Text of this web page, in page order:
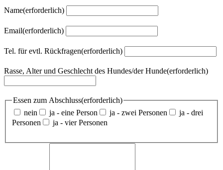
Name(erforderlich)
Email(erforderlich)
Tel. für evtl. Rückfragen(erforderlich)
Rasse, Alter und Geschlecht des Hundes/der Hunde(erforderlich)
Essen zum Abschluss(erforderlich)
nein
ja - eine Person ja - zwei Personen
ja - drei
Personen
ja - vier Personen